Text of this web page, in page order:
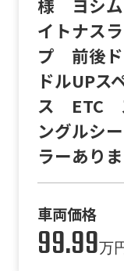
様 ヨシ
イトナス
プ 前後
ドルUP
ス ETC
ングルシ
ラーありま
車両価格
99.99万